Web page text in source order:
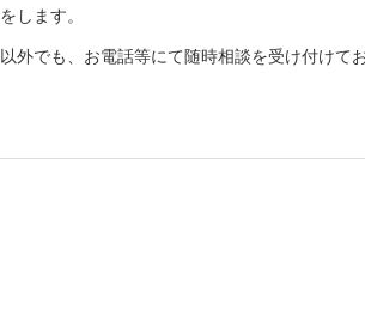
します。
外でも、お電話等にて随時相談を受け付けて